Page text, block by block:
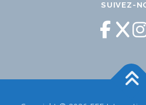
SUIVEZ-